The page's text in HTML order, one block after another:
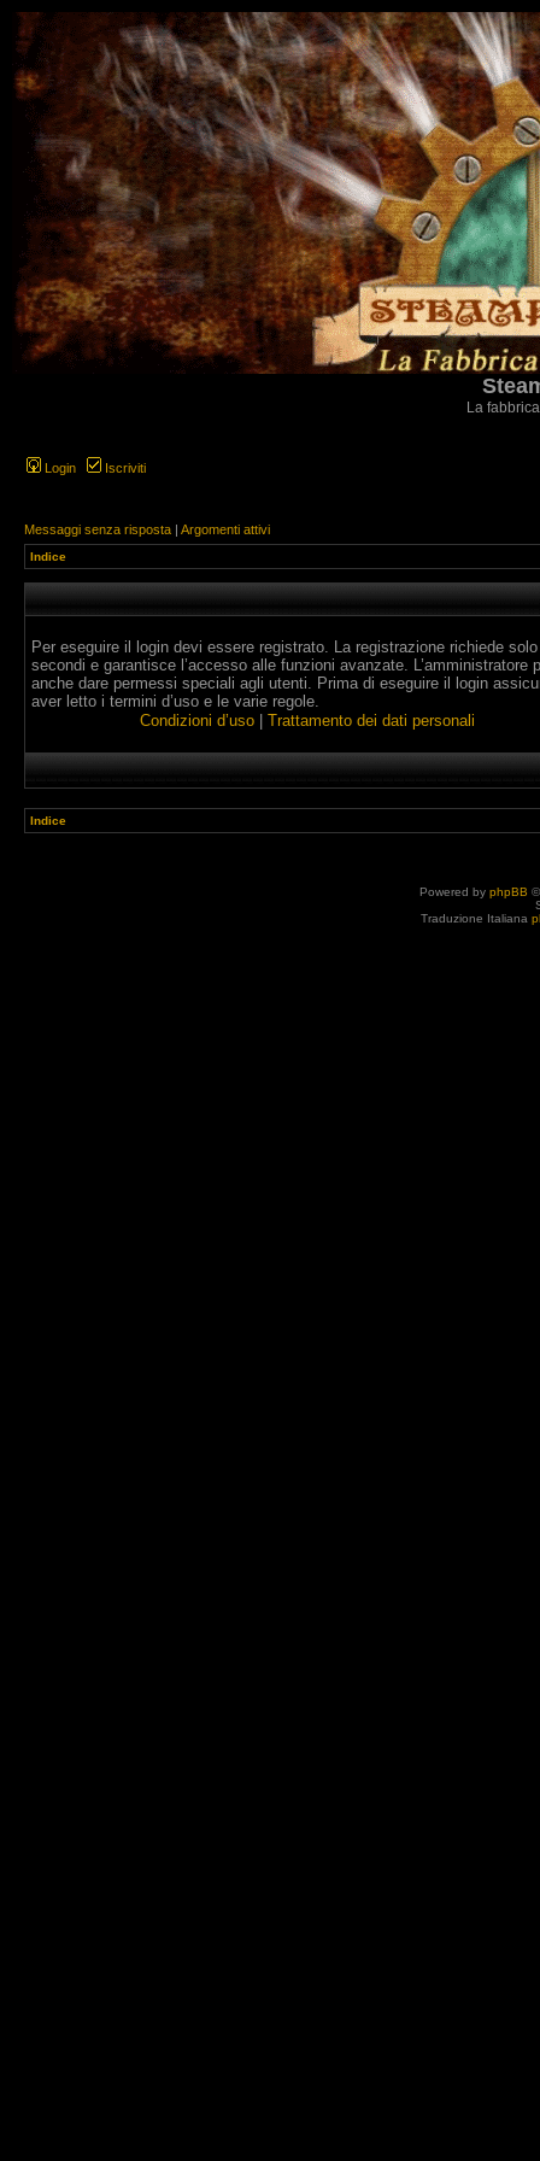
La
Login Iscriviti
Messaggi senza risposta | Argomenti attivi
Indice
Per eseguire il login devi essere registrato. La registrazione richiede
secondi e garantisce l’accesso alle funzioni avanzate. L’amministratore
anche dare permessi speciali agli utenti. Prima di eseguire il login
aver letto i termini d’uso e le varie regole.
Condizioni d’uso
Trattamento dei dati personali
Indice
Powered by phpBB
Traduzione Italiana